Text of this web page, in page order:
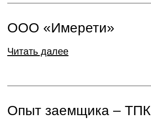
ООО «Имерети»
Читать далее
Опыт заемщика – ТПК